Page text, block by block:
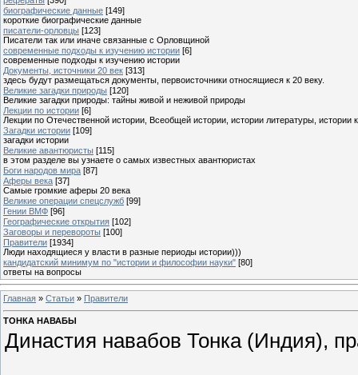
биографические данные [149]
короткие биографические данные
писатели-орловцы [123]
Писатели так или иначе связанные с Орловщиной
современные подходы к изучению истории [6]
современные подходы к изучению истории
Документы, источники 20 век [313]
здесь будут размещаться документы, первоисточники относящиеся к 20 веку.
Великие загадки природы [120]
Великие загадки природы: тайны живой и неживой природы
Лекции по истории [6]
Лекции по Отечественной истории, Всеобщей истории, истории литературы, истории
Загадки истории [109]
загадки истории
Великие авантюристы [115]
в этом разделе вы узнаете о самых известных авантюристах
Боги народов мира [87]
Аферы века [37]
Самые громкие аферы 20 века
Великие операции спецслужб [99]
Гении ВМФ [96]
Географические открытия [102]
Заговоры и перевороты [100]
Правители [1934]
Люди находящиеся у власти в разные периоды истории)))
кандидатский минимум по "истории и философии науки" [80]
ответы на вопросы
Главная » Статьи » Правители
ТОНКА НАВАБЫ
Династия навабов Тонка (Индия),